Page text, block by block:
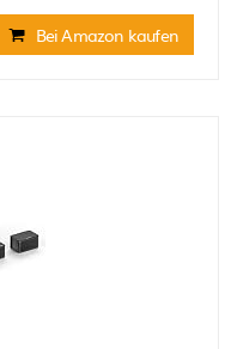
Bei Amazon kaufen